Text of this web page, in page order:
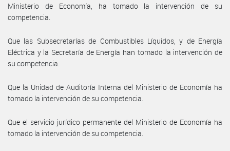
Ministerio de Economía, ha tomado la intervención de su
competencia.
Que las Subsecretarías de Combustibles Líquidos, y de Energía
Eléctrica y la Secretaría de Energía han tomado la intervención de
su competencia.
Que la Unidad de Auditoría Interna del Ministerio de Economía ha
tomado la intervención de su competencia.
Que el servicio jurídico permanente del Ministerio de Economía ha
tomado la intervención de su competencia.